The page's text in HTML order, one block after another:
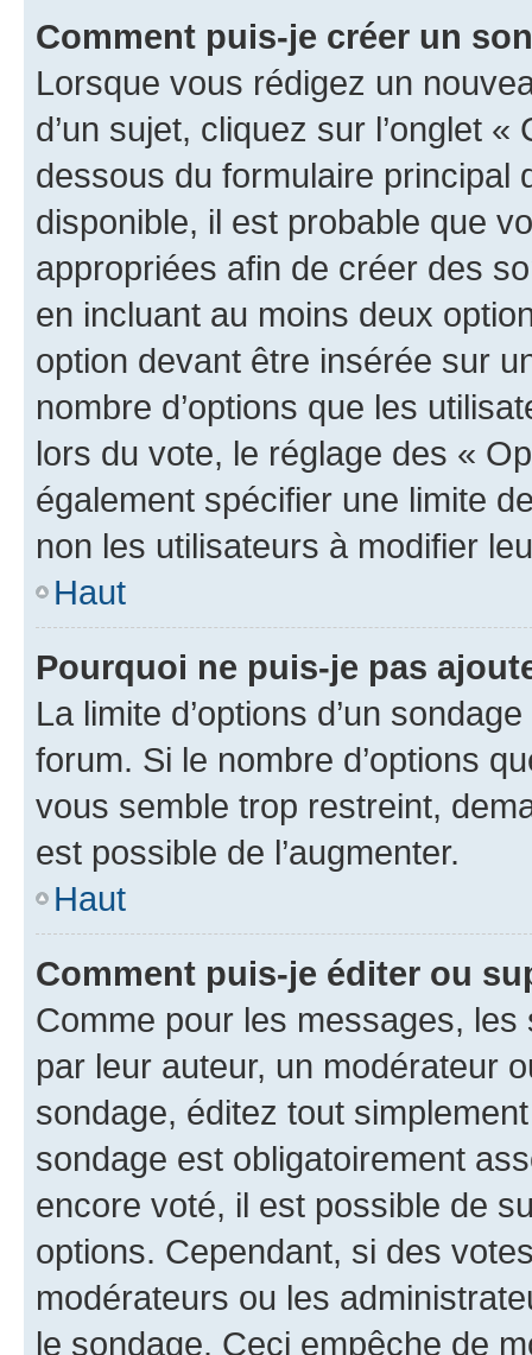
Comment puis-je créer un
Lorsque vous rédigez un
d’un sujet, cliquez sur l’onglet
dessous du formulaire principal
disponible, il est probable que
appropriées afin de créer des
en incluant au moins deux
option devant être insérée sur
nombre d’options que les
lors du vote, le réglage des «
également spécifier une limite
non les utilisateurs à modifier
Haut
Pourquoi ne puis-je pas
La limite d’options d’un
forum. Si le nombre d’options
vous semble trop restreint,
est possible de l’augmenter.
Haut
Comment puis-je éditer ou
Comme pour les messages,
par leur auteur, un modérateur
sondage, éditez tout
sondage est obligatoirement
encore voté, il est possible de
options. Cependant, si des
modérateurs ou les
le sondage. Ceci empêche de